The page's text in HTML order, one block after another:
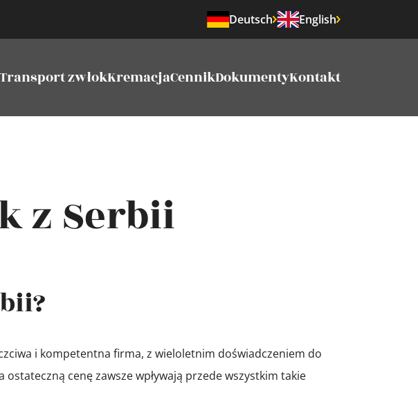
Deutsch English
Transport zwłokKremacjaCennikDokumentyKontakt
z Serbii
i kompetentna firma, z wieloletnim doświadczeniem do
cenę zawsze wpływają przede wszystkim takie